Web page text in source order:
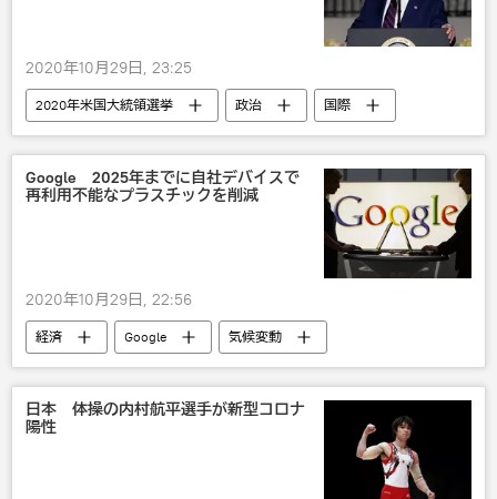
2020年10月29日, 23:25
2020年米国大統領選挙 政治
国際
米国
ドナルド・トランプ
大統領選挙
Google 2025年までに自社デバイスで
再利用不能なプラスチックを削減
2020年10月29日, 22:56
経済 Google 気候変動
日本 体操の内村航平選手が新型コロナ
陽性